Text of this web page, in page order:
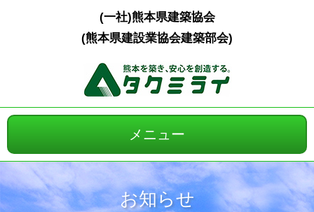
(一社)熊本県建築協会
(熊本県建設業協会建築部会)
メニュー
ホーム
会長ご挨拶
お知らせ